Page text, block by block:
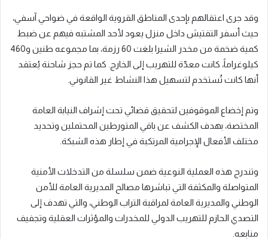
وقد جرى اعتقالهم بإحدى المناطق القروية الواقعة في ضواحي آسفي،
حيث أسفر التفتيش داخل منزل يعود لأحد المشتبه فيهم عن ضبط
كمية ضخمة من مخدر الشيرا بلغت 60 رزمة، بما مجموعه طنين و460
كيلوغراماً، كانت معدّة للتهريب إلى الخارج. كما تم حجز شاحنة يُعتقد
أنها كانت تُستخدم لتسهيل هذا النشاط غير القانوني.
وتم إخضاع الموقوفين لتحقيق قضائي تحت إشراف النيابة العامة
المختصة، بهدف الكشف عن باقي المتورطين المحتملين وتحديد
مختلف الأفعال الإجرامية المرتكبة في إطار هذه الشبكة.
وتندرج هذه العملية النوعية ضمن سلسلة من التدخلات الأمنية
المتواصلة والمكثفة التي تباشرها مصالح المديرية العامة للأمن
الوطني والمديرية العامة لمراقبة التراب الوطني، والتي تهدف إلى
التصدي الحازم للتهريب الدولي للمخدرات والمؤثرات العقلية وتجفيف
منابعه.